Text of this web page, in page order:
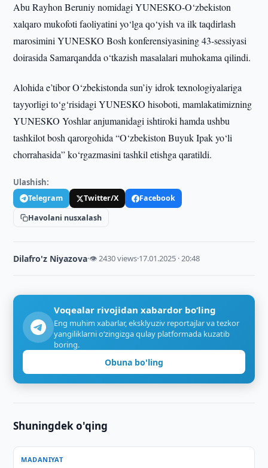
Abu Rayhon Beruniy nomidagi YUNESKO-O‘zbekiston
xalqaro mukofoti faoliyatini yo‘lga qo‘yish va ilk taqdirlash
marosimini YUNESKO Bosh konferensiyasining 43-sessiyasi
doirasida Samarqandda o‘tkazish masalalari muhokama qilindi.
Alohida e’tibor O‘zbekistonda sun’iy idrok texnologiyalariga
tayyorligi to‘g‘risidagi YUNESKO hisoboti, mamlakatimizning
YUNESKO Yoshlar anjumanidagi ishtiroki hamda ushbu
tashkilot bosh qarorgohida “O‘zbekiston Buyuk Ipak yo‘li
chorrahasida” ko‘rgazmasini tashkil etishga qaratildi.
Ulashish:
Telegram Twitter/X
Facebook
Havolani nusxalash
Dilafro'z Niyazova·👁 2430 views·17.01.2025 · 20:48
Voqealar rivojidan xabardor bo‘ling
Eng muhim xabarlar, eksklyuziv reportajlar va tezkor
yangiliklarni o‘zingizga qulay platformada kuzatib
boring.
Obuna bo'ling
Shuningdek o'qing
MADANIYAT